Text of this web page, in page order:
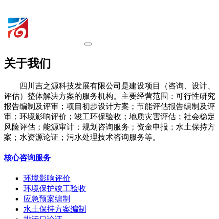
关于我们
四川吉之源科技发展有限公司是建设项目（咨询、设计、
评估）整体解决方案的服务机构。主要经营范围：可行性研究
报告编制及评审；项目初步设计方案；节能评估报告编制及评
审；环境影响评价；竣工环保验收；地质灾害评估；社会稳定
风险评估；能源审计；规划咨询服务；资金申报；水土保持方
案；水资源论证；污水处理技术咨询服务等。
核心咨询服务
环境影响评价
环境保护竣工验收
应急预案编制
水土保持方案编制